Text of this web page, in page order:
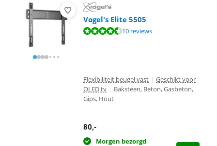
Vogel's Elite 5505
Beoordeling is 9,4 van de 10, gebaseerd op 10 reviews.
10 reviews
Flexibiliteit beugel vast | Geschikt voor
OLED tv | Baksteen, Beton, Gasbeton,
Gips, Hout
80,-
Morgen bezorgd